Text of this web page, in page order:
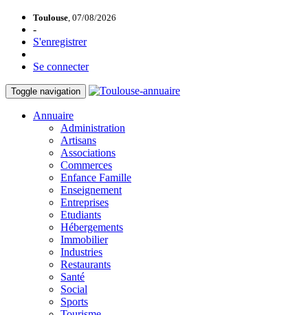
Toulouse, 07/08/2026
-
S'enregistrer
Se connecter
Toggle navigation
Annuaire
Administration
Artisans
Associations
Commerces
Enfance Famille
Enseignement
Entreprises
Etudiants
Hébergements
Immobilier
Industries
Restaurants
Santé
Social
Sports